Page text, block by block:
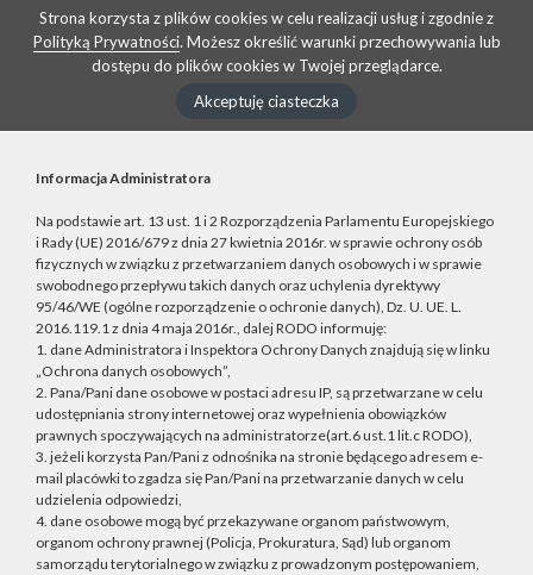
Strona korzysta z plików cookies w celu realizacji usług i zgodnie z
Polityką Prywatności. Możesz określić warunki przechowywania lub
dostępu do plików cookies w Twojej przeglądarce.
Akceptuję ciasteczka
Informacja Administratora
Na podstawie art. 13 ust. 1 i 2 Rozporządzenia Parlamentu Europejskiego
i Rady (UE) 2016/679 z dnia 27 kwietnia 2016r. w sprawie ochrony osób
fizycznych w związku z przetwarzaniem danych osobowych i w sprawie
swobodnego przepływu takich danych oraz uchylenia dyrektywy
95/46/WE (ogólne rozporządzenie o ochronie danych), Dz. U. UE. L.
2016.119.1 z dnia 4 maja 2016r., dalej RODO informuję:
1. dane Administratora i Inspektora Ochrony Danych znajdują się w linku
„Ochrona danych osobowych”,
2. Pana/Pani dane osobowe w postaci adresu IP, są przetwarzane w celu
udostępniania strony internetowej oraz wypełnienia obowiązków
prawnych spoczywających na administratorze(art.6 ust.1 lit.c RODO),
3. jeżeli korzysta Pan/Pani z odnośnika na stronie będącego adresem e-
mail placówki to zgadza się Pan/Pani na przetwarzanie danych w celu
udzielenia odpowiedzi,
4. dane osobowe mogą być przekazywane organom państwowym,
organom ochrony prawnej (Policja, Prokuratura, Sąd) lub organom
samorządu terytorialnego w związku z prowadzonym postępowaniem,